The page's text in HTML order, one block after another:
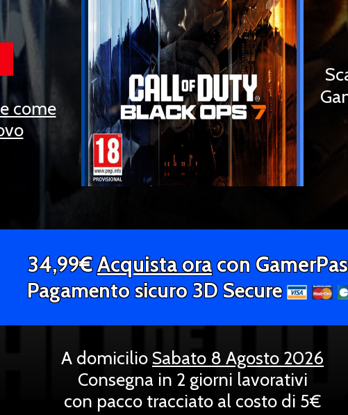
come
34,99€Acquista oracon
Pagamento sicuro 3D Secure
A domicilio Sabato 8 Agosto 2026
Consegna in 2 giorni lavorativi
con pacco tracciato al costo di 5€